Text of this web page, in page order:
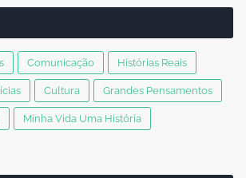
Comunicação Histórias Reais
Cultura Grandes Pensamentos
Minha Vida Uma História